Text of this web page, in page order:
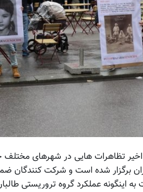
اخیر تظاهرات هایی در شهرهای
برگزار شده است و شرکت کنندگان
به اینگونه عملکرد گروه تروریستی